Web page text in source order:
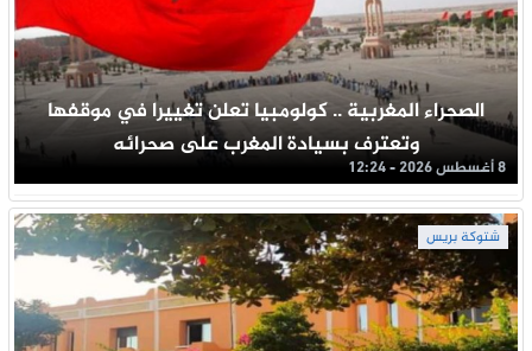
الصحراء المغربية .. كولومبيا تعلن تغييرا في موقفها
وتعترف بسيادة المغرب على صحرائه
8 أغسطس 2026 - 12:24
شتوكة بريس